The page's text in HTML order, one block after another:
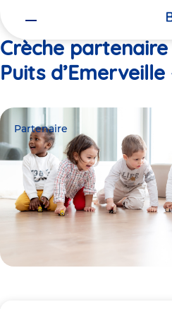
Crèche partenaire
Puits
Partenaire